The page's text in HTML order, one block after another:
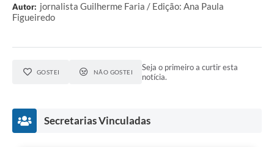
Autor: jornalista Guilherme Faria / Edição: Ana Paula
Figueiredo
GOSTEI NÃO GOSTEI
Seja o primeiro a curtir esta
notícia.
Secretarias Vinculadas